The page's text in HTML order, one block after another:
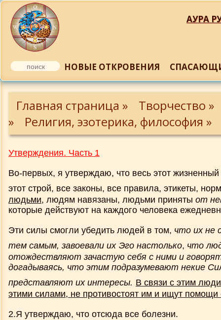
АУРА
НОВЫЕ ОТКРОВЕНИЯ
Главная страница »
Творчество »
»
Религия, эзотерика, философия »
Утверждения. Часть 1
Во-первых, я утверждаю, что весь этот жизненный
этот строй, все законы, все правила, этикеты,
людьми, людям навязаны, людьми приняты от
которые действуют на каждого человека
Эти силы смогли убедить людей в том, что их не
тем самым, завоевали их Эго настолько, что
отождествляют зачастую себя с ними и
догадываясь, что этим подразумевают некие
представляют их интересы. В связи с этим
этими силами, не противостоят им и ищут помощи
2.Я утверждаю, что отсюда все болезни.
2015
Что такое духовность и как можно
этом мире, ища компромисс между
запросами души и тела
Воспоминания 2000 года
ВОЗМОЖНО ЛИ ДВИЖЕНИЕ ПЛАНЕТЫ
ВСПЯТЬ
О МАШИАХЕ, ИЕШУА, ХРИСТЕ,
ХРИСТА И ПРЕДСКАЗАНИЯХ
Чего нам ждать от религий
ОПЛОТ НЕПРЕКРАЩАЮЩЕГОСЯ
САМОСОЗНАНИЯ